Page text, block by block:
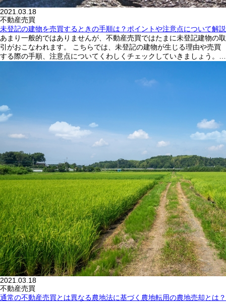
2021.03.18
不動産売買
未登記の建物を売買するときの手順は？ポイントや注意点について解説
あまり一般的ではありませんが、不動産売買ではたまに未登記建物の取
引がおこなわれます。 こちらでは、未登記の建物が生じる理由や売買
する際の手順、注意点についてくわしくチェックしていきましょう。…
2021.03.18
不動産売買
通常の不動産売買とは異なる農地法に基づく農地転用の農地売却とは？